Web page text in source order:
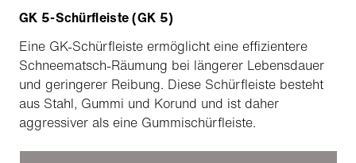
GK 5-Schürfleiste (GK 5)
Eine GK-Schürfleiste ermöglicht eine effizientere
Schneematsch-Räumung bei längerer Lebensdauer
und geringerer Reibung. Diese Schürfleiste besteht
aus Stahl, Gummi und Korund und ist daher
aggressiver als eine Gummischürfleiste.